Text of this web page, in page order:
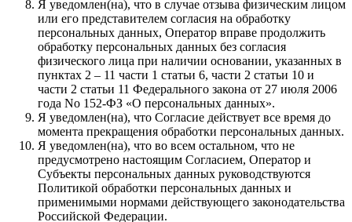
Я уведомлен(на), что в случае отзыва физическим лицом
или его представителем согласия на обработку
персональных данных, Оператор вправе продолжить
обработку персональных данных без согласия
физического лица при наличии основании, указанных в
пунктах 2 – 11 части 1 статьи 6, части 2 статьи 10 и
части 2 статьи 11 Федерального закона от 27 июля 2006
года No 152-ФЗ «О персональных данных».
Я уведомлен(на), что Согласие действует все время до
момента прекращения обработки персональных данных.
Я уведомлен(на), что во всем остальном, что не
предусмотрено настоящим Согласием, Оператор и
Субъекты персональных данных руководствуются
Политикой обработки персональных данных и
применимыми нормами действующего законодательства
Российской Федерации.